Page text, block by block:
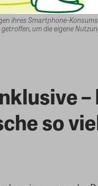
ihres Smartphone-
um die eigene
–
so